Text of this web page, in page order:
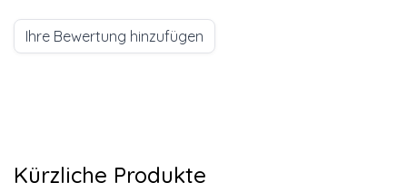
Ihre Bewertung hinzufügen
Kürzliche Produkte